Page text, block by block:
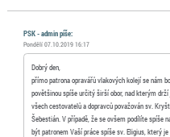
PSK - admin píše:
Pondělí 07.10.2019 16:17
Dobrý den,
přímo patrona opravářů vlakových kolejí se nám
povětšinou spíše určitý širší obor, nad kterým
všech cestovatelů a dopravců považován sv.
Šebestián. V případě, že se ovšem podílíte spíše
být patronem Vaší práce spíše sv. Eligius, který